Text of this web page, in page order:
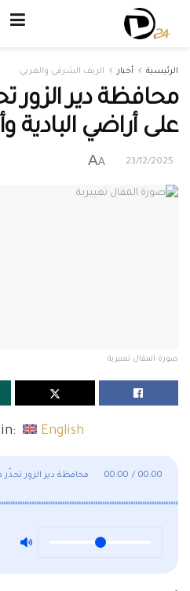
الرئيسية أخبار الريف الشرقي والغربي
محافظة دير الزور
على أراضي البادية
23/12/2025
A
A
صورة المقال تعبيرية
English
محافظة دير الزور تحذّر 00:00 / 00:00